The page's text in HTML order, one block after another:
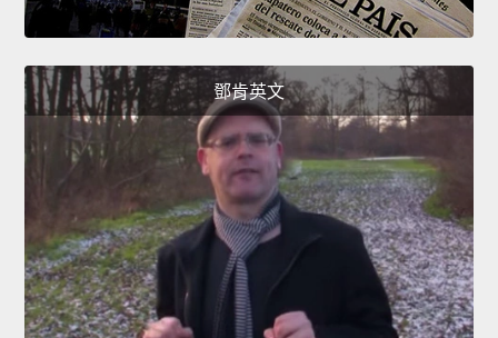
鄧肯英文